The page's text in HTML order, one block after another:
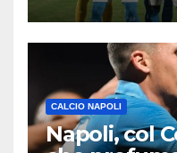
CALCIO NAPOLI
Napoli, col